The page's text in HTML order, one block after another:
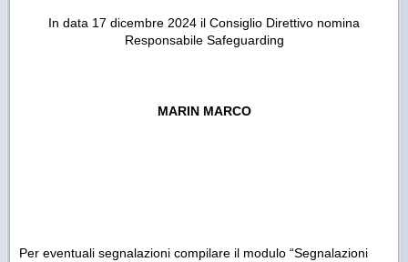
In data 17 dicembre 2024 il Consiglio Direttivo nomina
Responsabile Safeguarding
MARIN MARCO
Per eventuali segnalazioni compilare il modulo “Segnalazioni